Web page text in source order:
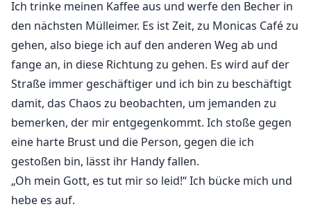
Ich trinke meinen Kaffee aus und werfe den Becher in
den nächsten Mülleimer. Es ist Zeit, zu Monicas Café zu
gehen, also biege ich auf den anderen Weg ab und
fange an, in diese Richtung zu gehen. Es wird auf der
Straße immer geschäftiger und ich bin zu beschäftigt
damit, das Chaos zu beobachten, um jemanden zu
bemerken, der mir entgegenkommt. Ich stoße gegen
eine harte Brust und die Person, gegen die ich
gestoßen bin, lässt ihr Handy fallen.
„Oh mein Gott, es tut mir so leid!“ Ich bücke mich und
hebe es auf.